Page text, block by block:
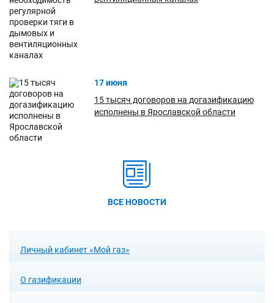
17 июня
15 тысяч договоров на догазификацию
исполнены в Ярославской области
ВСЕ НОВОСТИ
Личный кабинет «Мой газ»
О газификации